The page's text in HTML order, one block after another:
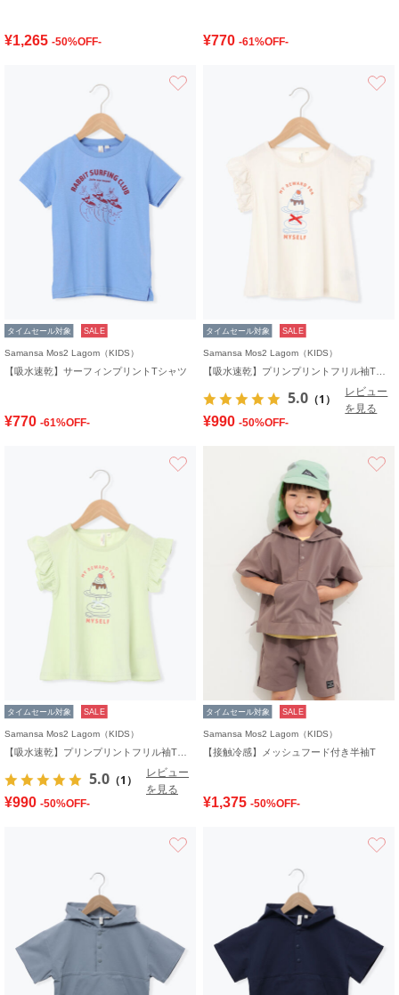
¥1,265 -50%OFF- ¥770 -61%OFF-
タイムセール対象 SALE
Samansa Mos2 Lagom（KIDS）
【吸水速乾】サーフィンプリントTシャツ
¥770 -61%OFF-
タイムセール対象 SALE
Samansa Mos2 Lagom（KIDS）
5.0 （1）
レビュー
を見る
¥990 -50%OFF-
タイムセール対象 SALE
Samansa Mos2 Lagom（KIDS）
5.0 （1）
レビュー
を見る
¥990 -50%OFF-
タイムセール対象 SALE
Samansa Mos2 Lagom（KIDS）
【接触冷感】メッシュフード付き半袖T
¥1,375 -50%OFF-